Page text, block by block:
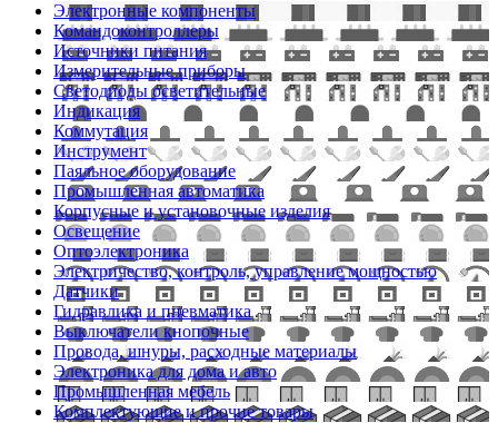
Электронные компоненты
Командоконтроллеры
Источники питания
Измерительные приборы
Светодиоды осветительные
Индикация
Коммутация
Инструмент
Паяльное оборудование
Промышленная автоматика
Корпусные и установочные изделия
Освещение
Оптоэлектроника
Электричество, контроль, управление мощностью
Датчики
Гидравлика и пневматика
Выключатели кнопочные
Провода, шнуры, расходные материалы
Электроника для дома и авто
Промышленная мебель
Комплектующие и прочие товары